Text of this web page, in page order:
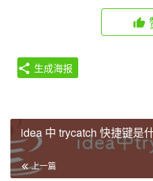
生成海报
idea 中 trycatch 快捷键是
上一篇